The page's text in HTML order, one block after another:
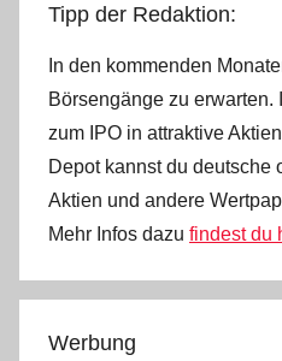
Tipp der Redaktion:
In den kommenden
Börsengänge zu erwarten.
zum IPO in attraktive
Depot kannst du deutsche
Aktien und andere
Mehr Infos dazu findest du
Werbung